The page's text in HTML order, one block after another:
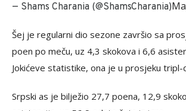
— Shams Charania (@ShamsCharania)
Šej je regularni dio sezone završio sa
poen po meču, uz 4,3 skokova i 6,6
Jokićeve statistike, ona je u prosjeku tripl-
Srpski as je bilježio 27,7 poena, 12,9